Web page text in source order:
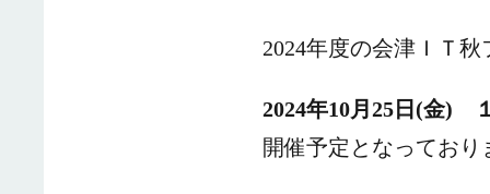
2024年度の会津ＩＴ
2024年10月25日(金)
開催予定となっており